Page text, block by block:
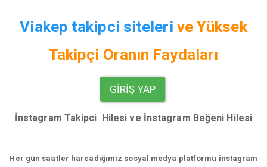
Viakep takipci siteleri veYüksek
Takipçi Oranın Faydaları
GIRIŞ YAP
İnstagram Takipci Hilesi ve İnstagram Beğeni Hilesi
Her gün saatler harcadığımız sosyal medya platformu instagram